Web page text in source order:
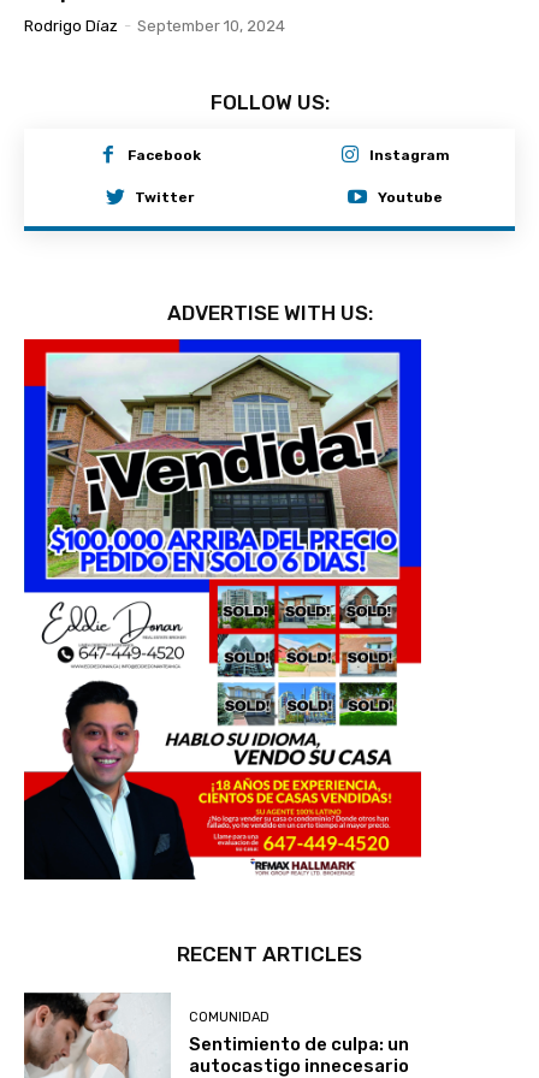
Rodrigo Díaz - September 10, 2024
FOLLOW US:
Facebook Instagram
Twitter Youtube
ADVERTISE WITH US:
RECENT ARTICLES
COMUNIDAD
Sentimiento de culpa: un
autocastigo innecesario